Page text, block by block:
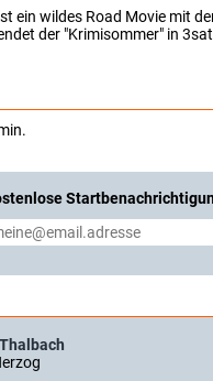
ein wildes Road Movie mit
der "Krimisommer" in